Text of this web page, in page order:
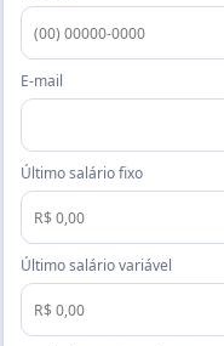
E-mail
Último salário fixo
Último salário variável